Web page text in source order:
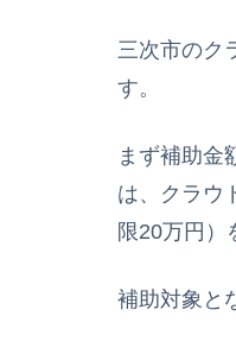
三次市のク
す。
まず補助金
は、クラウ
限20万円）
補助対象と